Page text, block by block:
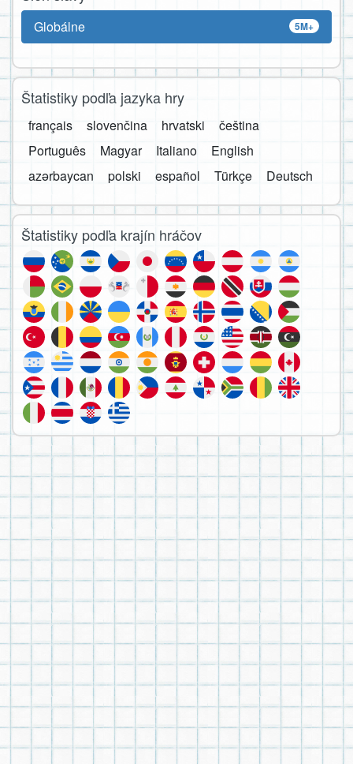
5M+
Globálne
Štatistiky podľa jazyka hry
français slovenčina hrvatski
čeština
Português
Magyar Italiano
English
azərbaycan
polski español Türkçe Deutsch
Štatistiky podľa krajín hráčov